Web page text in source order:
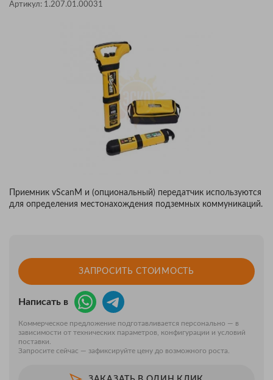
Артикул: 1.207.01.00031
Приемник vScanM и (опциональный) передатчик используются
для определения местонахождения подземных коммуникаций.
ЗАПРОСИТЬ СТОИМОСТЬ
Написать в
Коммерческое предложение подготавливается персонально — в
зависимости от технических параметров, конфигурации и условий
поставки.
Запросите сейчас — зафиксируйте цену до возможного роста.